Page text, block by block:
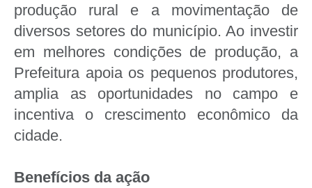
produção rural e a movimentação de
diversos setores do município. Ao investir
em melhores condições de produção, a
Prefeitura apoia os pequenos produtores,
amplia as oportunidades no campo e
incentiva o crescimento econômico da
cidade.
Benefícios da ação